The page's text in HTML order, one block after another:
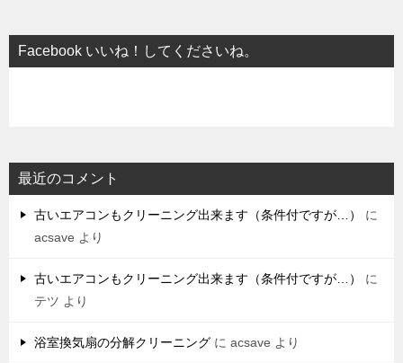
Facebook いいね！してくださいね。
最近のコメント
古いエアコンもクリーニング出来ます（条件付ですが…）
に
acsave より
古いエアコンもクリーニング出来ます（条件付ですが…）
に
テツ より
浴室換気扇の分解クリーニング に acsave より